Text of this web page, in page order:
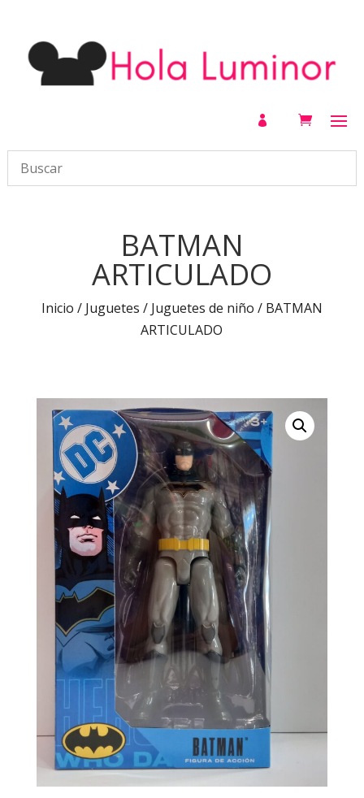

BATMAN
ARTICULADO
Inicio / Juguetes / Juguetes de niño / BATMAN
ARTICULADO